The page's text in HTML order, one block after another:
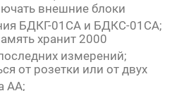
внешние блоки
БДКГ-01СА и БДКС-01СА;
хранит 2000
измерений;
от розетки или от двух
АА;